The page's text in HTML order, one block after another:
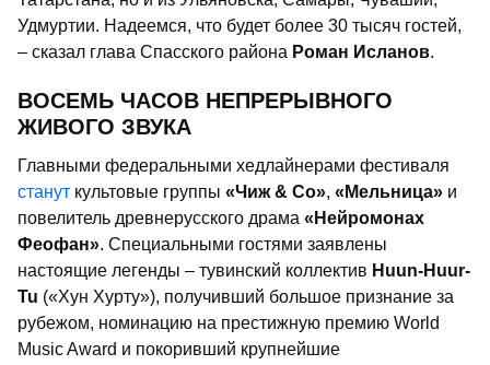
Удмуртии. Надеемся, что будет более 30 тысяч гостей,
– сказал глава Спасского района Роман Исланов.
ВОСЕМЬ ЧАСОВ НЕПРЕРЫВНОГО
ЖИВОГО ЗВУКА
Главными федеральными хедлайнерами фестиваля
станут культовые группы «Чиж & Co», «Мельница» и
повелитель древнерусского драма « Нейромонах
Феофан». Специальными гостями заявлены
настоящие легенды – тувинский коллектив Huun-Huur-
Tu («Хун Хурту»), получивший большое признание за
рубежом, номинацию на престижную премию World
Music Award и покоривший крупнейшие